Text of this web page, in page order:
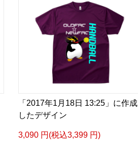
「2017年1月18日 13:25」に作成
したデザイン
3,090 円(税込3,399 円)